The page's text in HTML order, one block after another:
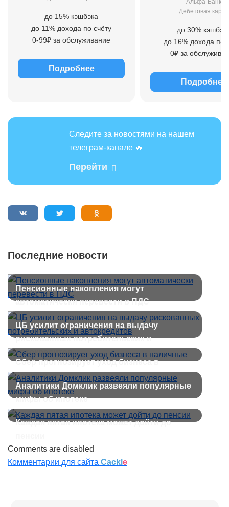
до 15% кэшбэка
до 11% дохода по счёту
0-99₽ за обслуживание
Подробнее
Альфа-Банк
Дебетовая карта
до 30%
до 16% дохода по
0₽ за
Подробнее
Следите за новостями на нашем
телеграм-канале 🔥
Перейти
Последние новости
Пенсионные накопления могут
автоматически перевести в ПДС
ЦБ усилит ограничения на выдачу
рискованных потребительских и
автокредитов
Сбер прогнозирует уход бизнеса в
наличные
Аналитики Домклик развеяли популярные
мифы об ипотеке
Каждая пятая ипотека может дойти до
Comments are disabled
Комментарии для сайта Cackl e